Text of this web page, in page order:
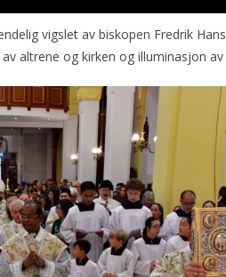
vigslet av biskopen Fredrik
altrene og kirken og illuminasjon